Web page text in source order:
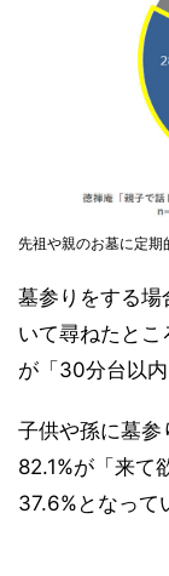
先祖や親のお墓に定期
墓参りをする場
いて尋ねたと
が「30分台以内
子供や孫に墓参
82.1%が「来て
37.6%となって